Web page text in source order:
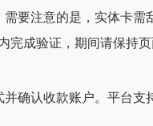
要注意的是，实体卡
成验证，期间请保持页
确认收款账户。平台